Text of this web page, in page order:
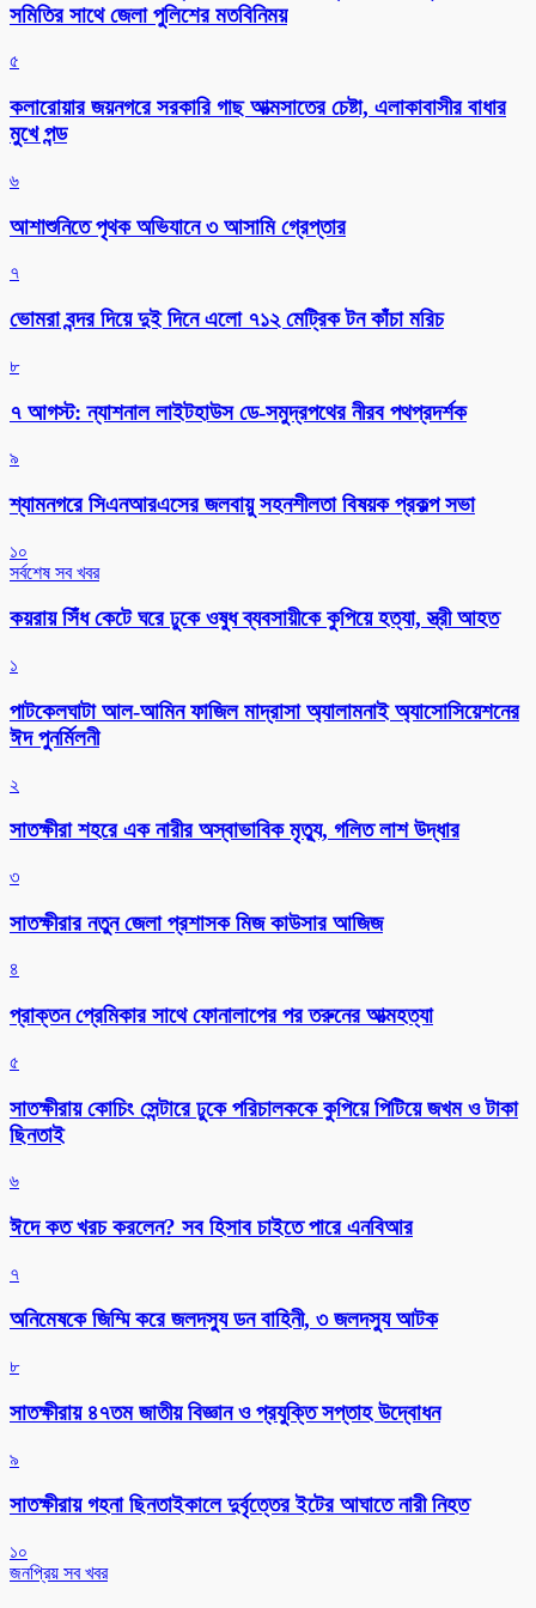
সমিতির সাথে জেলা পুলিশের মতবিনিময়
৫
কলারোয়ার জয়নগরে সরকারি গাছ আত্মসাতের চেষ্টা, এলাকাবাসীর বাধার
মুখে পন্ড
৬
আশাশুনিতে পৃথক অভিযানে ৩ আসামি গ্রেপ্তার
৭
ভোমরা বন্দর দিয়ে দুই দিনে এলো ৭১২ মেট্রিক টন কাঁচা মরিচ
৮
৭ আগস্ট: ন্যাশনাল লাইটহাউস ডে-সমুদ্রপথের নীরব পথপ্রদর্শক
৯
শ্যামনগরে সিএনআরএসের জলবায়ু সহনশীলতা বিষয়ক প্রকল্প সভা
১০
সর্বশেষ সব খবর
কয়রায় সিঁধ কেটে ঘরে ঢুকে ওষুধ ব্যবসায়ীকে কুপিয়ে হত্যা, স্ত্রী আহত
১
পাটকেলঘাটা আল-আমিন ফাজিল মাদ্রাসা অ্যালামনাই অ্যাসোসিয়েশনের
ঈদ পুনর্মিলনী
২
সাতক্ষীরা শহরে এক নারীর অস্বাভাবিক মৃত্যু, গলিত লাশ উদ্ধার
৩
সাতক্ষীরার নতুন জেলা প্রশাসক মিজ কাউসার আজিজ
৪
প্রাক্তন প্রেমিকার সাথে ফোনালাপের পর তরুনের আত্মহত্যা
৫
সাতক্ষীরায় কোচিং সেন্টারে ঢুকে পরিচালককে কুপিয়ে পিটিয়ে জখম ও টাকা
ছিনতাই
৬
ঈদে কত খরচ করলেন? সব হিসাব চাইতে পারে এনবিআর
৭
অনিমেষকে জিম্মি করে জলদস্যু ডন বাহিনী, ৩ জলদস্যু আটক
৮
সাতক্ষীরায় ৪৭তম জাতীয় বিজ্ঞান ও প্রযুক্তি সপ্তাহ উদ্বোধন
৯
সাতক্ষীরায় গহনা ছিনতাইকালে দুর্বৃত্তের ইটের আঘাতে নারী নিহত
১০
জনপ্রিয় সব খবর